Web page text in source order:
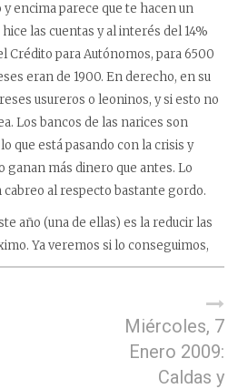
encima parece que te hacen un
las cuentas y al interés del 14%
Crédito para Autónomos, para 6500
eran de 1900. En derecho, en su
usureros o leoninos, y si esto no
Los bancos de las narices son
que está pasando con la crisis y
ganan más dinero que antes. Lo
al respecto bastante gordo.
año (una de ellas) es la reducir las
Ya veremos si lo conseguimos,
Miércoles, 7
Enero 2009:
Caldas y